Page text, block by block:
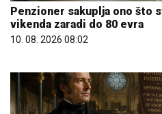
Penzioner sakuplja ono što
vikenda zaradi do 80 evra
10. 08. 2026 08:02